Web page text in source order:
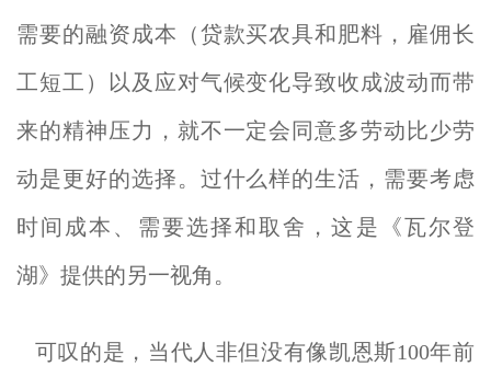
需要的融资成本（贷款买农具和肥料，雇佣长
工短工）以及应对气候变化导致收成波动而带
来的精神压力，就不一定会同意多劳动比少劳
动是更好的选择。过什么样的生活，需要考虑
时间成本、需要选择和取舍，这是《瓦尔登
湖》提供的另一视角。
可叹的是，当代人非但没有像凯恩斯100年前